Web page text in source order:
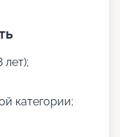
лет);
категории;